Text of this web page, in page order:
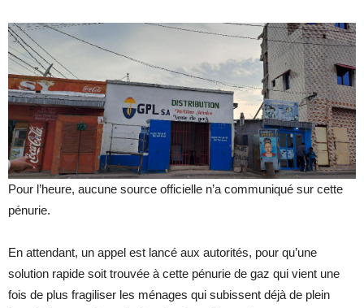
Pour l’heure, aucune source officielle n’a communiqué sur cette
pénurie.
En attendant, un appel est lancé aux autorités, pour qu’une
solution rapide soit trouvée à cette pénurie de gaz qui vient une
fois de plus fragiliser les ménages qui subissent déjà de plein